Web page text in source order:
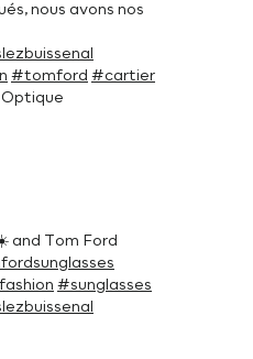
nous avons nos
#tomford #cartier
Optique
and Tom Ford
#sunglasses